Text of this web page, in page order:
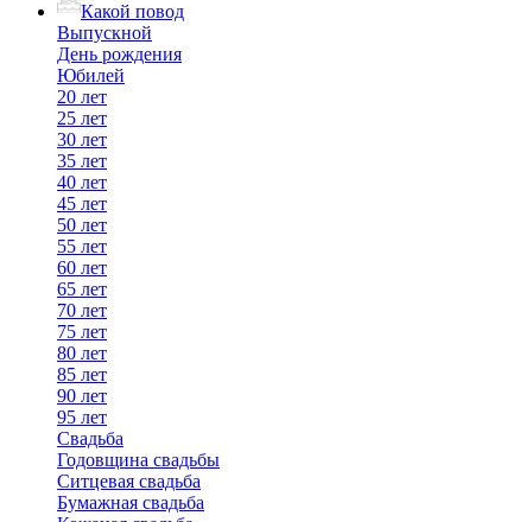
Какой повод
Выпускной
День рождения
Юбилей
20 лет
25 лет
30 лет
35 лет
40 лет
45 лет
50 лет
55 лет
60 лет
65 лет
70 лет
75 лет
80 лет
85 лет
90 лет
95 лет
Свадьба
Годовщина свадьбы
Ситцевая свадьба
Бумажная свадьба